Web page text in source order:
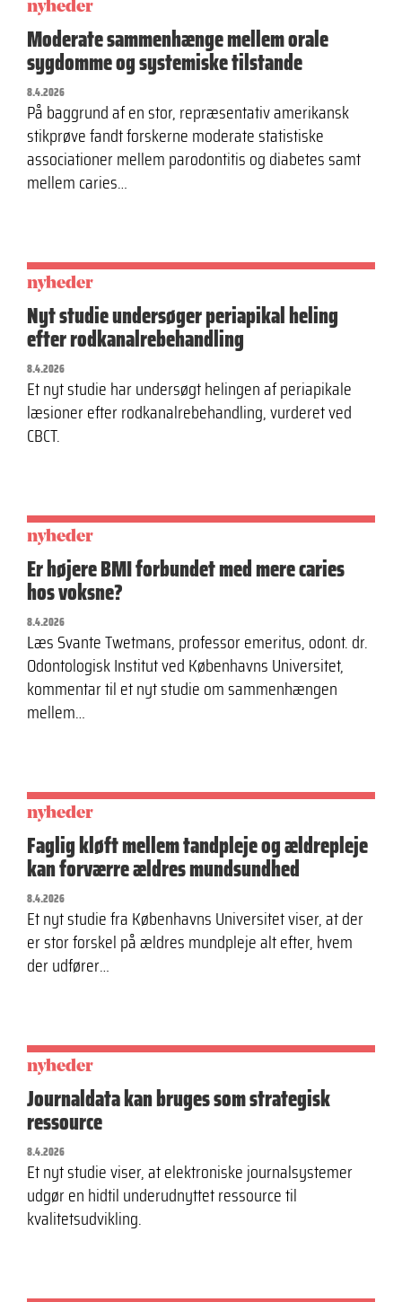
nyheder
Moderate sammenhænge mellem orale
sygdomme og systemiske tilstande
8.4.2026
På baggrund af en stor, repræsentativ amerikansk
stikprøve fandt forskerne moderate statistiske
associationer mellem parodontitis og diabetes samt
mellem caries…
nyheder
Nyt studie undersøger periapikal heling
efter rodkanalrebehandling
8.4.2026
Et nyt studie har undersøgt helingen af periapikale
læsioner efter rodkanalrebehandling, vurderet ved
CBCT.
nyheder
Er højere BMI forbundet med mere caries
hos voksne?
8.4.2026
Læs Svante Twetmans, professor emeritus, odont. dr.
Odontologisk Institut ved Københavns Universitet,
kommentar til et nyt studie om sammenhængen
mellem…
nyheder
Faglig kløft mellem tandpleje og ældrepleje
kan forværre ældres mundsundhed
8.4.2026
Et nyt studie fra Københavns Universitet viser, at der
er stor forskel på ældres mundpleje alt efter, hvem
der udfører…
nyheder
Journaldata kan bruges som strategisk
ressource
8.4.2026
Et nyt studie viser, at elektroniske journalsystemer
udgør en hidtil underudnyttet ressource til
kvalitetsudvikling.